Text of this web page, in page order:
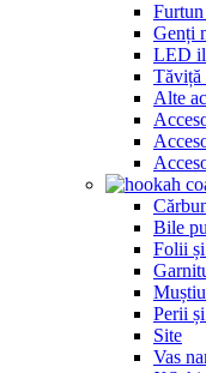
Genți
LED
Tăviță
Alte
Bile
Folii
Perii
Site
Vas